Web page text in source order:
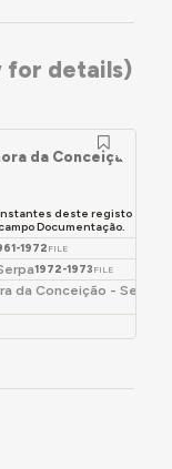
for details)
da Conceição,
deste registo
Documentação.
1972 FILE
1972-1973 FILE
da Conceição - Serpa